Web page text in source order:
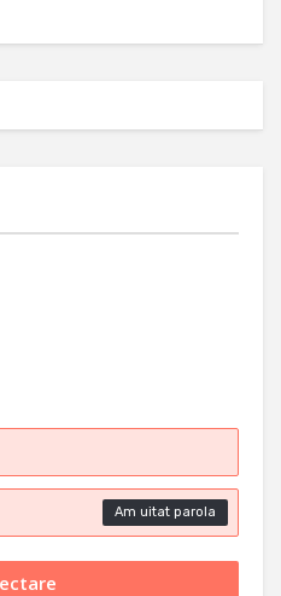
Am uitat parola